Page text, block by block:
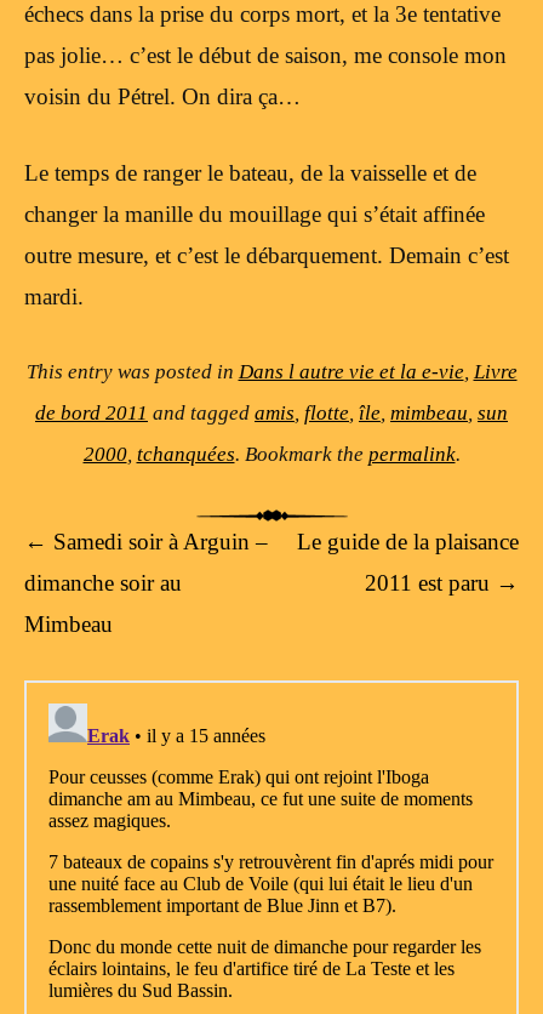
échecs dans la prise du corps mort, et la 3e tentative
pas jolie… c’est le début de saison, me console mon
voisin du Pétrel. On dira ça…
Le temps de ranger le bateau, de la vaisselle et de
changer la manille du mouillage qui s’était affinée
outre mesure, et c’est le débarquement. Demain c’est
mardi.
This entry was posted in Dans l autre vie et la e-vie, Livre
de bord 2011 and tagged amis, flotte, île, mimbeau, sun
2000, tchanquées. Bookmark the permalink.
Post navigation
← Samedi soir à Arguin –
dimanche soir au
Mimbeau
Le guide de la plaisance
2011 est paru →